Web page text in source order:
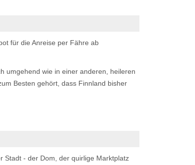
für die Anreise per Fähre ab
umgehend wie in einer anderen, heileren
Besten gehört, dass Finnland bisher
Stadt - der Dom, der quirlige Marktplatz